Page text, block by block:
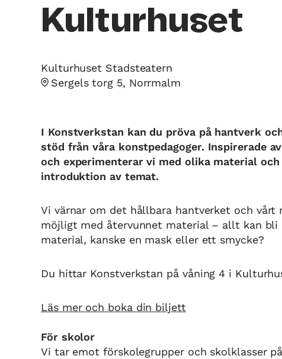
Kulturhuset
Kulturhuset Stadsteatern
Sergels torg 5, Norrmalm
I Konstverkstan kan du pröva på hantverk
stöd från våra konstpedagoger. Inspirerade
och experimenterar vi med olika material
introduktion av temat.
Vi värnar om det hållbara hantverket och
möjligt med återvunnet material – allt kan bli
material, kanske en mask eller ett smycke?
Du hittar Konstverkstan på våning 4 i
Läs mer och boka din biljett
För skolor
Vi tar emot förskolegrupper och skolklasser